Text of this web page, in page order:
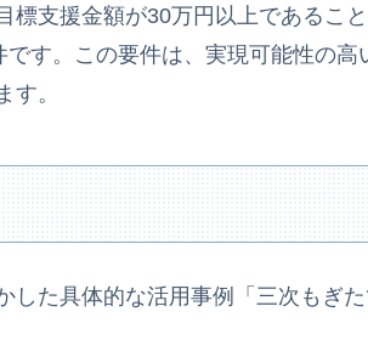
標支援金額が30万円以上であるこ
す。この要件は、実現可能性の高
す。
した具体的な活用事例「三次もぎ